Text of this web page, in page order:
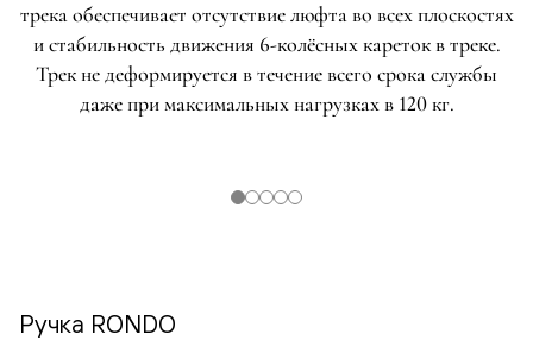
трека обеспечивает отсутствие люфта во всех плоскостях
и стабильность движения 6-колёсных кареток в треке.
Трек не деформируется в течение всего срока службы
даже при максимальных нагрузках в 120 кг.
Ручка RONDO